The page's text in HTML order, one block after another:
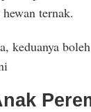
ternak.
keduanya